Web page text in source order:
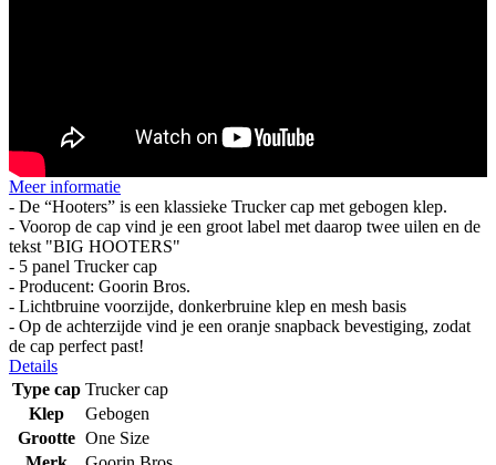
Meer informatie
- De “Hooters” is een klassieke Trucker cap met gebogen klep.
- Voorop de cap vind je een groot label met daarop twee uilen en de
tekst "BIG HOOTERS"
- 5 panel Trucker cap
- Producent: Goorin Bros.
- Lichtbruine voorzijde, donkerbruine klep en mesh basis
- Op de achterzijde vind je een oranje snapback bevestiging, zodat
de cap perfect past!
Details
Type cap Trucker cap
Klep
Gebogen
Grootte One Size